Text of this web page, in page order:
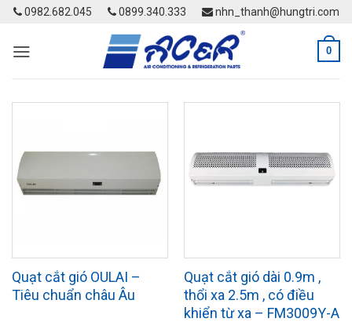
Skip
content
0982.682.045 0899.340.333 nhn_thanh@hungtri.com
0
Quạt cắt gió OULAI –
Tiêu chuẩn châu Âu
Quạt cắt gió dài 0.9m ,
thổi xa 2.5m , có điều
khiển từ xa – FM3009Y-A